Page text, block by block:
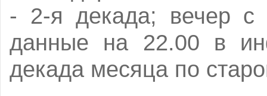
- 2-я декада; вечер с
данные на 22.00 в
декада месяца по